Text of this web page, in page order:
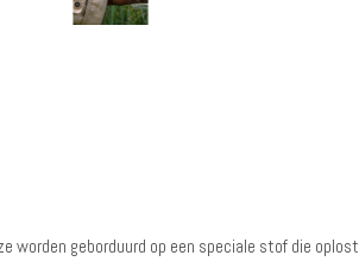
worden geborduurd op een speciale stof die oplost